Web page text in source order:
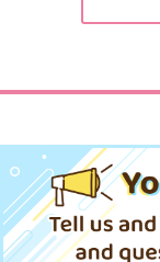
どこにでもいるひと
専売 850円 （税込）
ワールドトリガー
空閑遊真×三雲修